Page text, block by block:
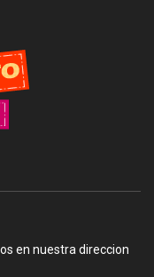
en nuestra direccion